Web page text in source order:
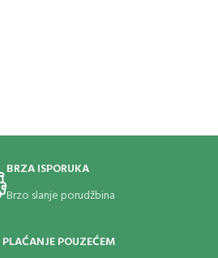
BRZA ISPORUKA
Brzo slanje porudžbina
PLAĆANJE POUZEĆEM